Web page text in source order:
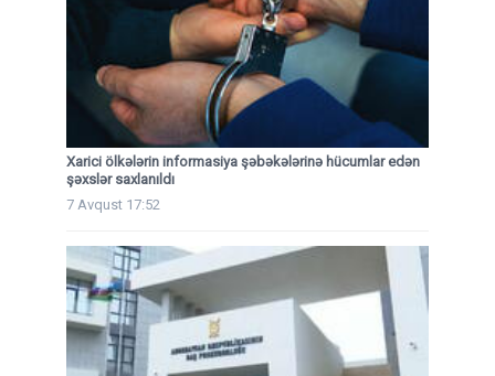
Xarici ölkələrin informasiya şəbəkələrinə hücumlar edən
şəxslər saxlanıldı
7 Avqust 17:52